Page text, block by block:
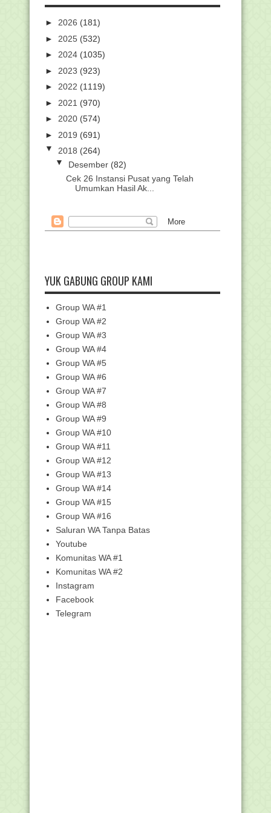
► 2026 (181)
► 2025 (532)
► 2024 (1035)
► 2023 (923)
► 2022 (1119)
► 2021 (970)
► 2020 (574)
► 2019 (691)
▼ 2018 (264)
▼ Desember (82)
Cek 26 Instansi Pusat yang Telah
Umumkan Hasil Ak...
Seleksi Terbuka Cal...
Perumpamaan Seorang Mukmin
Pindah dari UAM...
Indeks Profesional...
Pemberitahuan Guru Non PNS
Penerima Insentif Tahun...
Kemenag Masih Proses Verifikasi dan
Validasi Hasil...
Daftar Instansi yang Telah Umumkan
Hasil Kelulusan...
Pengumuman Akhir Hasil Seleksi CPNS
BKN 2018
ANCAMAN BAGI ORANG YANG
MENINGGALKAN SHOLAT JUM'AT
BIODATA LENGKAP 25 NABI DAN
RASUL
Penjelasan tentang Patch 1 Sampai 6.5
ARD
763 CPNS Pemkot Palembang
Dinyatakan Lulus, Ada 26...
Pemutakhiran Capesun
Berkas Pengumuman CPNS Sudah Bisa
Diunduh, Segera ...
Amalan Agar Bisa Hamil
Pemkab Pamekasan Batalkan
Kelulusan CPNS Secara Ti...
Siapkan Surat-surat ini saat
YUK GABUNG GROUP KAMI
Group WA #1
Group WA #2
Group WA #3
Group WA #4
Group WA #5
Group WA #6
Group WA #7
Group WA #8
Group WA #9
Group WA #10
Group WA #11
Group WA #12
Group WA #13
Group WA #14
Group WA #15
Group WA #16
Saluran WA Tanpa Batas
Youtube
Komunitas WA #1
Komunitas WA #2
Instagram
Facebook
Telegram